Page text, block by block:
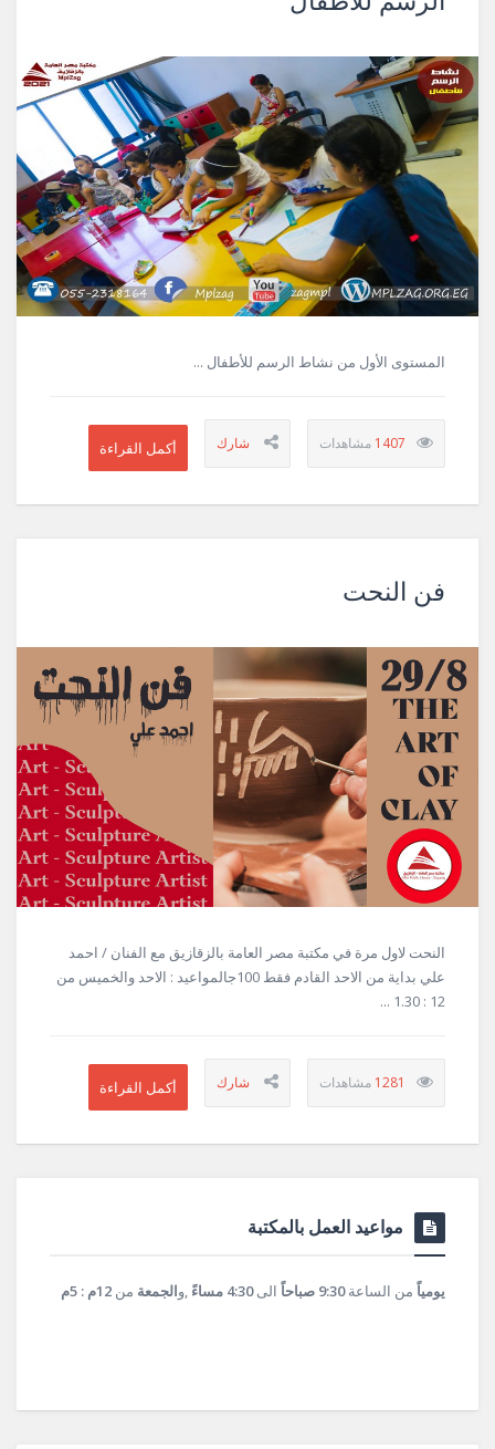
المستوى الأول من نشاط الرسم للأطفال ...
1407
فن النحت
النحت لاول مرة في مكتبة مصر العامة بالزقازيق مع الفنان / احمد
علي بداية من الاحد القادم فقط 100جالمواعيد : الاحد والخميس من
12 : 1.30 ...
1281
مواعيد العمل بالمكتبة
يومياً من الساعة9:30 صباحاً الى4:30 مساءً ,والجمعة من 12م : 5م